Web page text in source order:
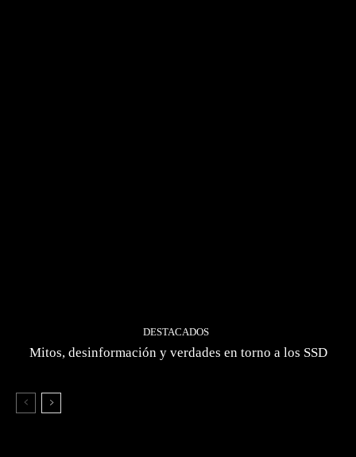
DESTACADOS
Mitos, desinformación y verdades en torno a los SSD